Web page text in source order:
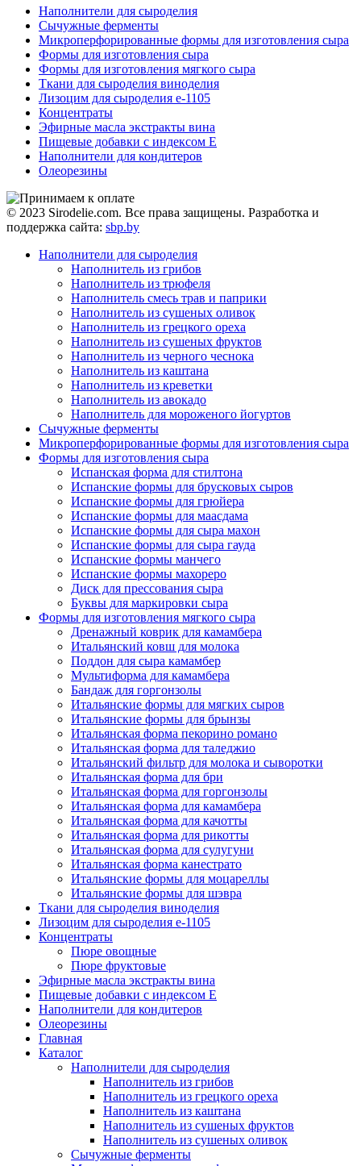
Наполнители для сыроделия
Сычужные ферменты
Микроперфорированные формы для изготовления сыра
Формы для изготовления сыра
Формы для изготовления мягкого сыра
Ткани для сыроделия виноделия
Лизоцим для сыроделия e-1105
Концентраты
Эфирные масла экстракты вина
Пищевые добавки с индексом Е
Наполнители для кондитеров
Олеорезины
© 2023 Sirodelie.com. Все права защищены. Разработка и
поддержка сайта: sbp.by
Наполнители для сыроделия
Наполнитель из грибов
Наполнитель из трюфеля
Наполнитель смесь трав и паприки
Наполнитель из сушеных оливок
Наполнитель из грецкого ореха
Наполнитель из сушеных фруктов
Наполнитель из черного чеснока
Наполнитель из каштана
Наполнитель из креветки
Наполнитель из авокадо
Наполнитель для мороженого йогуртов
Сычужные ферменты
Микроперфорированные формы для изготовления сыра
Формы для изготовления сыра
Испанская форма для стилтона
Испанские формы для брусковых сыров
Испанские формы для грюйера
Испанские формы для маасдама
Испанские формы для сыра махон
Испанские формы для сыра гауда
Испанские формы манчего
Испанские формы махореро
Диск для прессования сыра
Буквы для маркировки сыра
Формы для изготовления мягкого сыра
Дренажный коврик для камамбера
Итальянский ковш для молока
Поддон для сыра камамбер
Мультиформа для камамбера
Бандаж для горгонзолы
Итальянские формы для мягких сыров
Итальянские формы для брынзы
Итальянская форма пекорино романо
Итальянская форма для таледжио
Итальянский фильтр для молока и сыворотки
Итальянская форма для бри
Итальянская форма для горгонзолы
Итальянская форма для камамбера
Итальянская форма для качотты
Итальянская форма для рикотты
Итальянская форма для сулугуни
Итальянская форма канестрато
Итальянские формы для моцареллы
Итальянские формы для шэвра
Ткани для сыроделия виноделия
Лизоцим для сыроделия e-1105
Концентраты
Пюре овощные
Пюре фруктовые
Эфирные масла экстракты вина
Пищевые добавки с индексом Е
Наполнители для кондитеров
Олеорезины
Главная
Каталог
Наполнители для сыроделия
Наполнитель из грибов
Наполнитель из грецкого ореха
Наполнитель из каштана
Наполнитель из сушеных фруктов
Наполнитель из сушеных оливок
Сычужные ферменты